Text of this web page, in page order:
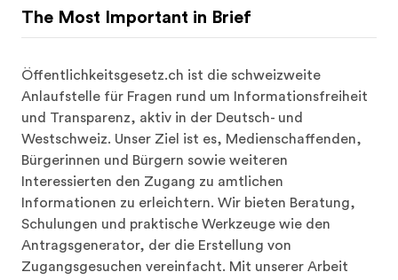
The Most Important in Brief
Öffentlichkeitsgesetz.ch ist die schweizweite
Anlaufstelle für Fragen rund um Informationsfreiheit
und Transparenz, aktiv in der Deutsch- und
Westschweiz. Unser Ziel ist es, Medienschaffenden,
Bürgerinnen und Bürgern sowie weiteren
Interessierten den Zugang zu amtlichen
Informationen zu erleichtern. Wir bieten Beratung,
Schulungen und praktische Werkzeuge wie den
Antragsgenerator, der die Erstellung von
Zugangsgesuchen vereinfacht. Mit unserer Arbeit